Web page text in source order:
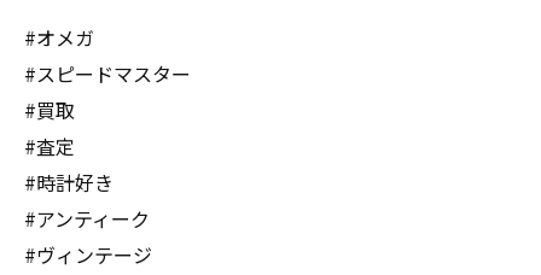
#オメガ
#スピードマスター
#買取
#査定
#時計好き
#アンティーク
#ヴィンテージ